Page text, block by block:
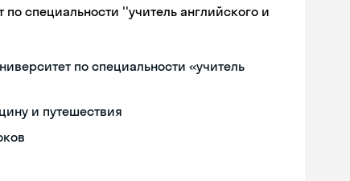
специальности ''учитель английского и
по специальности «учитель
и путешествия